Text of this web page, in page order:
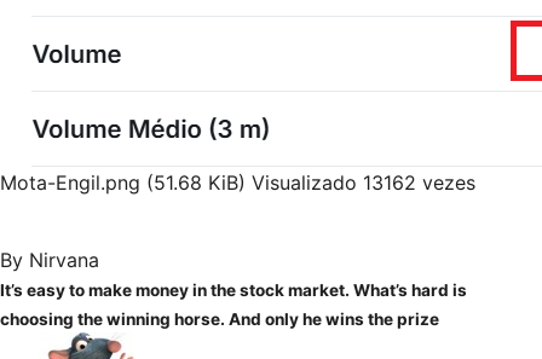
Mota-Engil.png (51.68 KiB) Visualizado 13162 vezes
By Nirvana
It’s easy to make money in the stock market. What’s hard is
choosing the winning horse. And only he wins the prize